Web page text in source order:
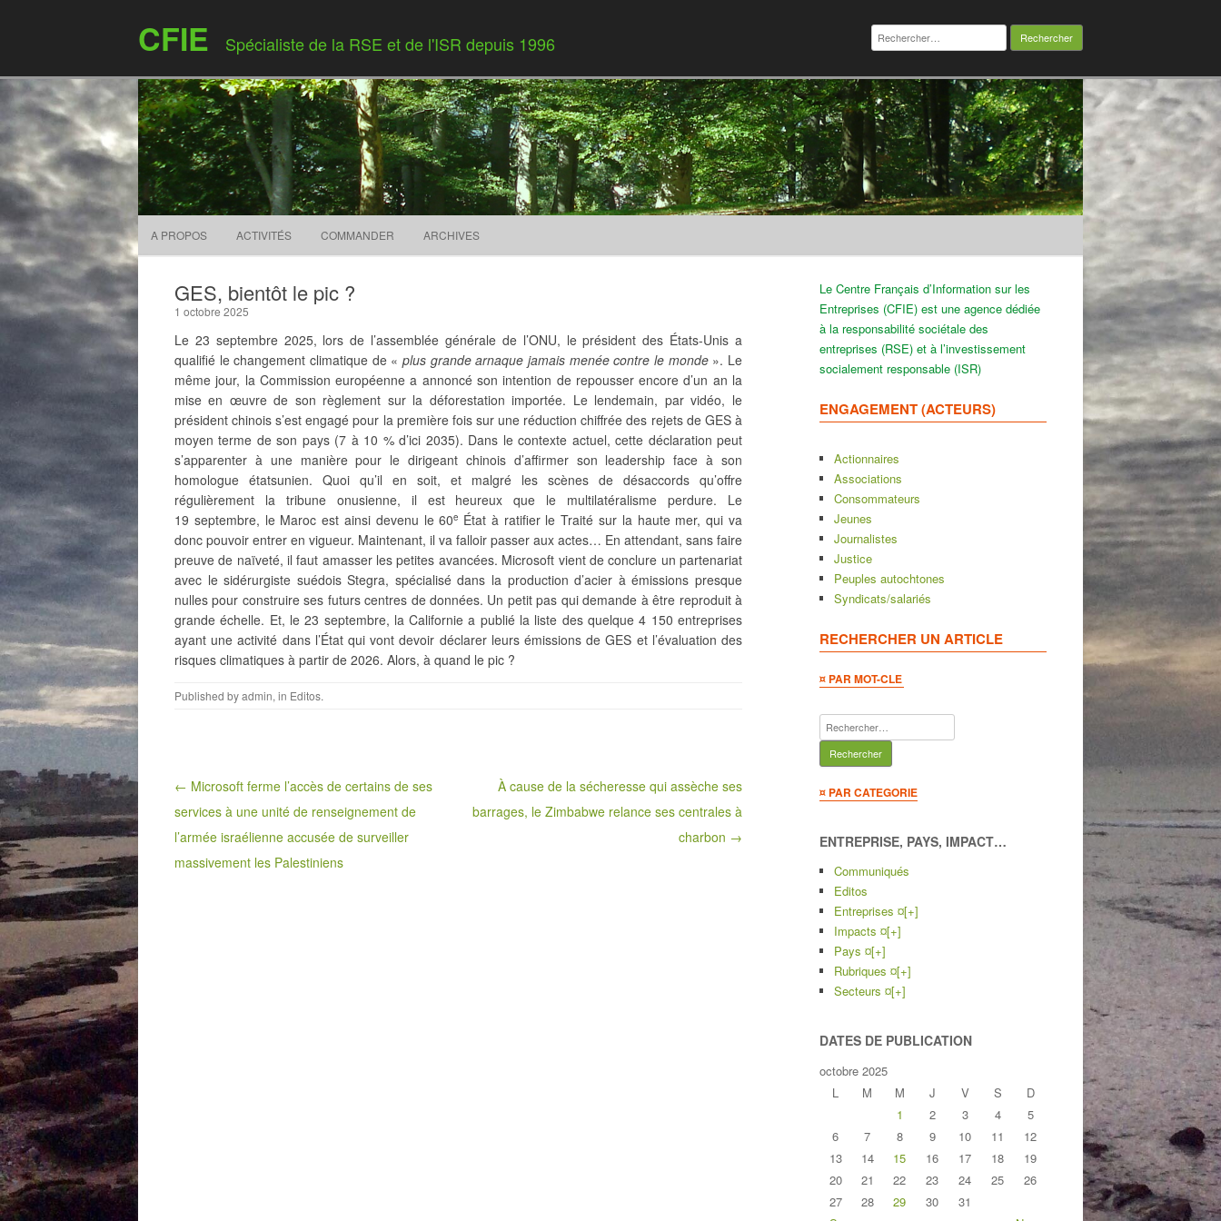
CFIE Spécialiste de la RSE et de l'ISR depuis 1996
Rechercher :
A PROPOS ACTIVITÉS COMMANDER ARCHIVES
GES, bientôt le pic ?
1 octobre 2025
Le 23 septembre 2025, lors de l’assemblée générale de l’ONU, le président des États-Unis a
qualifié le changement climatique de « plus grande arnaque jamais menée contre le monde». Le
même jour, la Commission européenne a annoncé son intention de repousser encore d’un an la
mise en œuvre de son règlement sur la déforestation importée. Le lendemain, par vidéo, le
président chinois s’est engagé pour la première fois sur une réduction chiffrée des rejets de GES à
moyen terme de son pays (7 à 10 % d’ici 2035). Dans le contexte actuel, cette déclaration peut
s’apparenter à une manière pour le dirigeant chinois d’affirmer son leadership face à son
homologue étatsunien. Quoi qu’il en soit, et malgré les scènes de désaccords qu’offre
régulièrement la tribune onusienne, il est heureux que le multilatéralisme perdure. Le
19 septembre, le Maroc est ainsi devenu le 60e État à ratifier le Traité sur la haute mer, qui va
donc pouvoir entrer en vigueur. Maintenant, il va falloir passer aux actes… En attendant, sans faire
preuve de naïveté, il faut amasser les petites avancées. Microsoft vient de conclure un partenariat
avec le sidérurgiste suédois Stegra, spécialisé dans la production d’acier à émissions presque
nulles pour construire ses futurs centres de données. Un petit pas qui demande à être reproduit à
grande échelle. Et, le 23 septembre, la Californie a publié la liste des quelque 4 150 entreprises
ayant une activité dans l’État qui vont devoir déclarer leurs émissions de GES et l’évaluation des
risques climatiques à partir de 2026. Alors, à quand le pic ?
Published byadmin, in Editos.
Post navigation
← Microsoft ferme l’accès de certains de ses
services à une unité de renseignement de
l’armée israélienne accusée de surveiller
massivement les Palestiniens
À cause de la sécheresse qui assèche ses
barrages, le Zimbabwe relance ses centrales à
charbon →
Le Centre Français d’Information sur les
Entreprises (CFIE) est une agence dédiée
à la responsabilité sociétale des
entreprises (RSE) et à l’investissement
socialement responsable (ISR)
ENGAGEMENT (ACTEURS)
Actionnaires
Associations
Consommateurs
Jeunes
Journalistes
Justice
Peuples autochtones
Syndicats/salariés
RECHERCHER UN ARTICLE
¤ PAR MOT-CLE
Rechercher :
¤ PAR CATEGORIE
ENTREPRISE, PAYS, IMPACT…
Communiqués
Editos
Entreprises ¤[+]
Impacts ¤[+]
Pays ¤[+]
Rubriques ¤[+]
Secteurs ¤[+]
DATES DE PUBLICATION
octobre 2025
L
M M J V S
D
1
2 3 4
5
6
7 8 9 10 11
12
13
14 15 16 17 18
19
20
21 22 23 24 25
26
27
28 29 30
31